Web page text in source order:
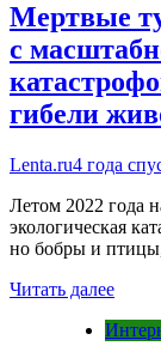
Мертвые
с
гибели
Lenta.ru4 года
Летом 2022 года
экологическая
но бобры и
Читать далее